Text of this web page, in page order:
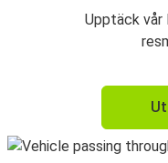
Upptäck vår